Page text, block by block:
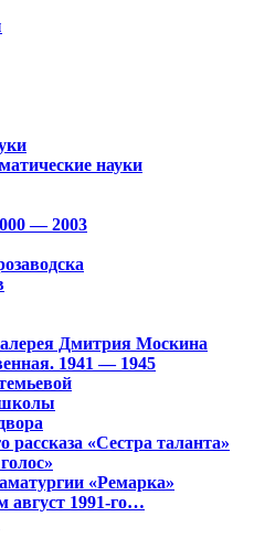
науки
— 2003
Дмитрия Москина
1941 — 1945
школы
рассказа «Сестра таланта»
«Ремарка»
1991-го…